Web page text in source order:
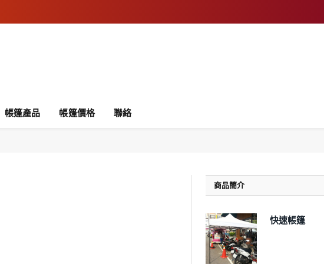
帳篷產品 帳篷價格 聯絡
商品簡介
快速帳篷